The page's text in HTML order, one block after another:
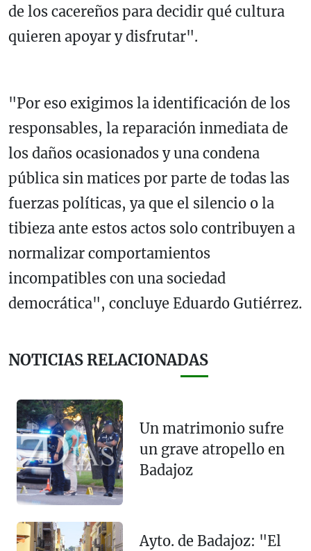
de los cacereños para decidir qué cultura
quieren apoyar y disfrutar".
"Por eso exigimos la identificación de los
responsables, la reparación inmediata de
los daños ocasionados y una condena
pública sin matices por parte de todas las
fuerzas políticas, ya que el silencio o la
tibieza ante estos actos solo contribuyen a
normalizar comportamientos
incompatibles con una sociedad
democrática", concluye Eduardo Gutiérrez.
NOTICIAS RELACIONADAS
Un matrimonio sufre
un grave atropello en
Badajoz
Ayto. de Badajoz: "El